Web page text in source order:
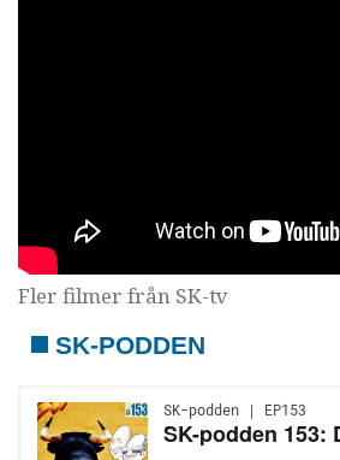
Fler filmer från SK-tv
SK-PODDEN